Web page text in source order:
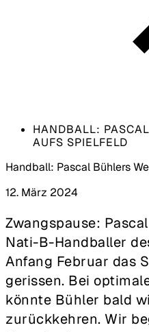
HANDBALL:
AUFS SPIELFELD
Handball: Pascal Bühlers
12. März 2024
Zwangspause:
Nati-B-Handballer
Anfang Februar das
gerissen. Bei
könnte Bühler bald
zurückkehren. Wir